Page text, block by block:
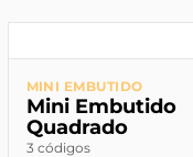
MINI EMBUTIDO
Mini Embutido
Quadrado
3 códigos